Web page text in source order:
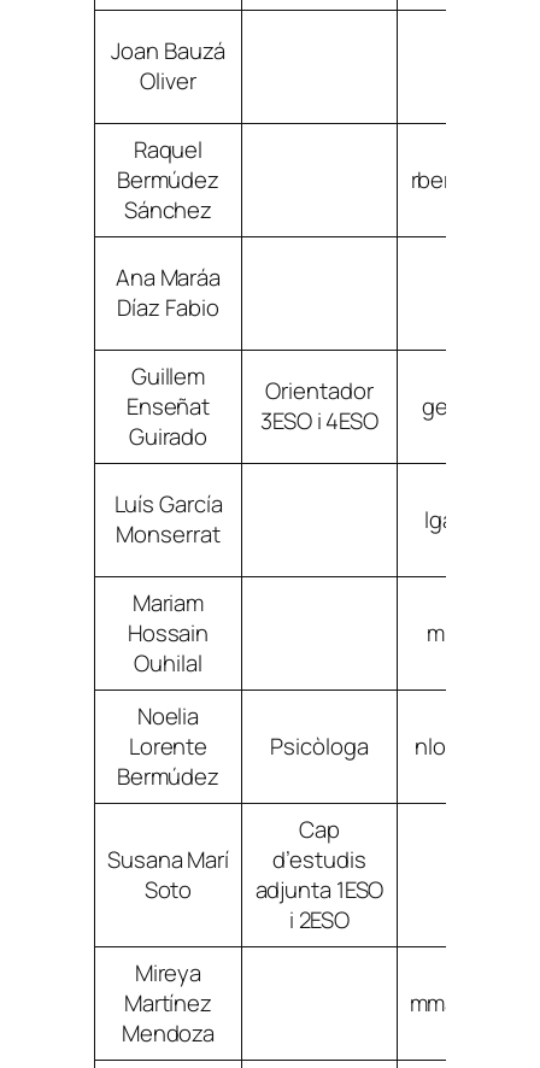
Joan Bauzá
Oliver
Raquel
Bermúdez
Sánchez
Ana Maráa
Díaz Fabio
Guillem
Enseñat
Guirado
Orientador
3ESO i 4ESO
Luís García
Monserrat
Mariam
Hossain
Ouhilal
Noelia
Lorente
Bermúdez
Psicòloga
Susana Marí
Soto
Cap
d’estudis
adjunta 1ESO
i 2ESO
Mireya
Martínez
Mendoza